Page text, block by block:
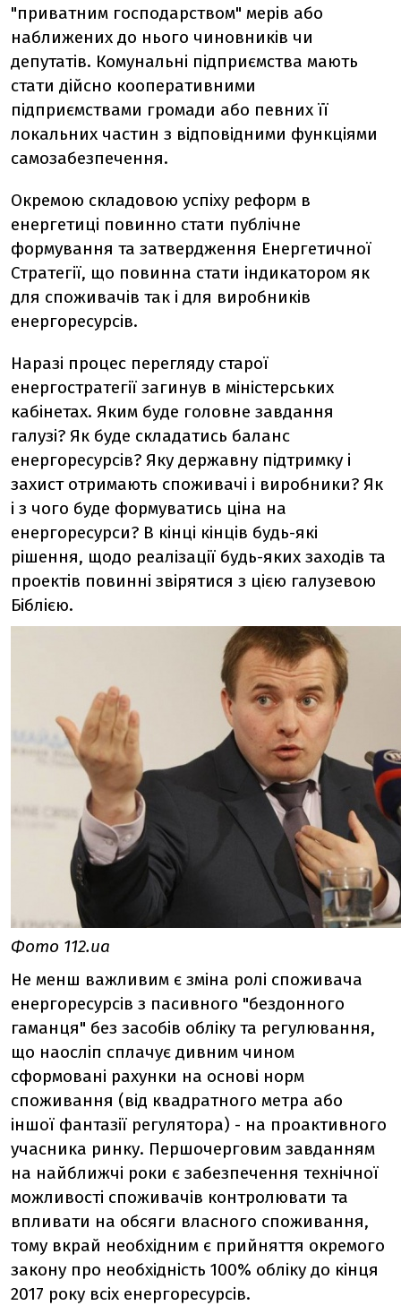
"приватним господарством" мерів або
наближених до нього чиновників чи
депутатів. Комунальні підприємства мають
стати дійсно кооперативними
підприємствами громади або певних її
локальних частин з відповідними функціями
самозабезпечення.
Окремою складовою успіху реформ в
енергетиці повинно стати публічне
формування та затвердження Енергетичної
Стратегії, що повинна стати індикатором як
для споживачів так і для виробників
енергоресурсів.
Наразі процес перегляду старої
енергостратегії загинув в міністерських
кабінетах. Яким буде головне завдання
галузі? Як буде складатись баланс
енергоресурсів? Яку державну підтримку і
захист отримають споживачі і виробники? Як
і з чого буде формуватись ціна на
енергоресурси? В кінці кінців будь-які
рішення, щодо реалізації будь-яких заходів та
проектів повинні звірятися з цією галузевою
Біблією.
Фото 112.ua
Не менш важливим є зміна ролі споживача
енергоресурсів з пасивного "бездонного
гаманця" без засобів обліку та регулювання,
що наосліп сплачує дивним чином
сформовані рахунки на основі норм
споживання (від квадратного метра або
іншої фантазії регулятора) - на проактивного
учасника ринку. Першочерговим завданням
на найближчі роки є забезпечення технічної
можливості споживачів контролювати та
впливати на обсяги власного споживання,
тому вкрай необхідним є прийняття окремого
закону про необхідність 100% обліку до кінця
2017 року всіх енергоресурсів.